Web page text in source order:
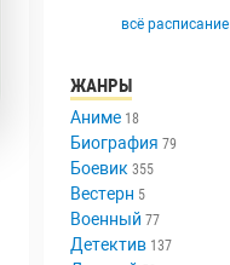
всё расписание
ЖАНРЫ
Аниме 18
Биография
Боевик 355
Вестерн 5